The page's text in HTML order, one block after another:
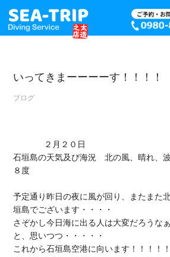
いってきまーーーーす！！！！
ブログ
石垣島の天気及び海況　北の風、晴れ、
８度
予定通り昨日の夜に風が回り、またまた
垣島でございます・・・・
さぞかし今日海に出る人は大変だろうな
と、思いつつ・・・・・
これから石垣島空港に向います！！！！！